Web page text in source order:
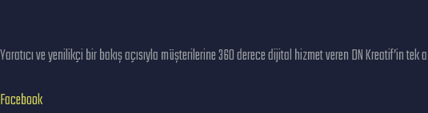
Yaratıcı ve yenilikçi bir bakış açısıyla müşterilerine 360 derece dijital hizmet veren DN Kreatif’in tek
Facebook